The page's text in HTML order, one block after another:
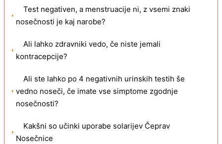
Test negativen, a menstruacije ni, z vsemi znaki
nosečnosti je kaj narobe?
Ali lahko zdravniki vedo, če niste jemali
kontracepcije?
Ali ste lahko po 4 negativnih urinskih testih še
vedno noseči, če imate vse simptome zgodnje
nosečnosti?
Kakšni so učinki uporabe solarijev Čeprav
Nosečnice